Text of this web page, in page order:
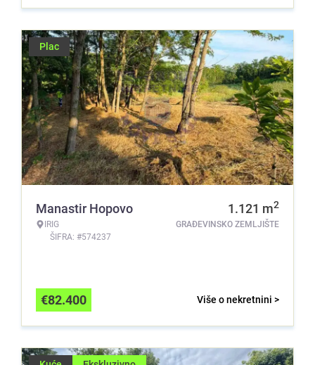
Plac
Manastir Hopovo
IRIG
ŠIFRA: #574237
1.121 m2
GRAĐEVINSKO ZEMLJIŠTE
Više o nekretnini >
€82.400